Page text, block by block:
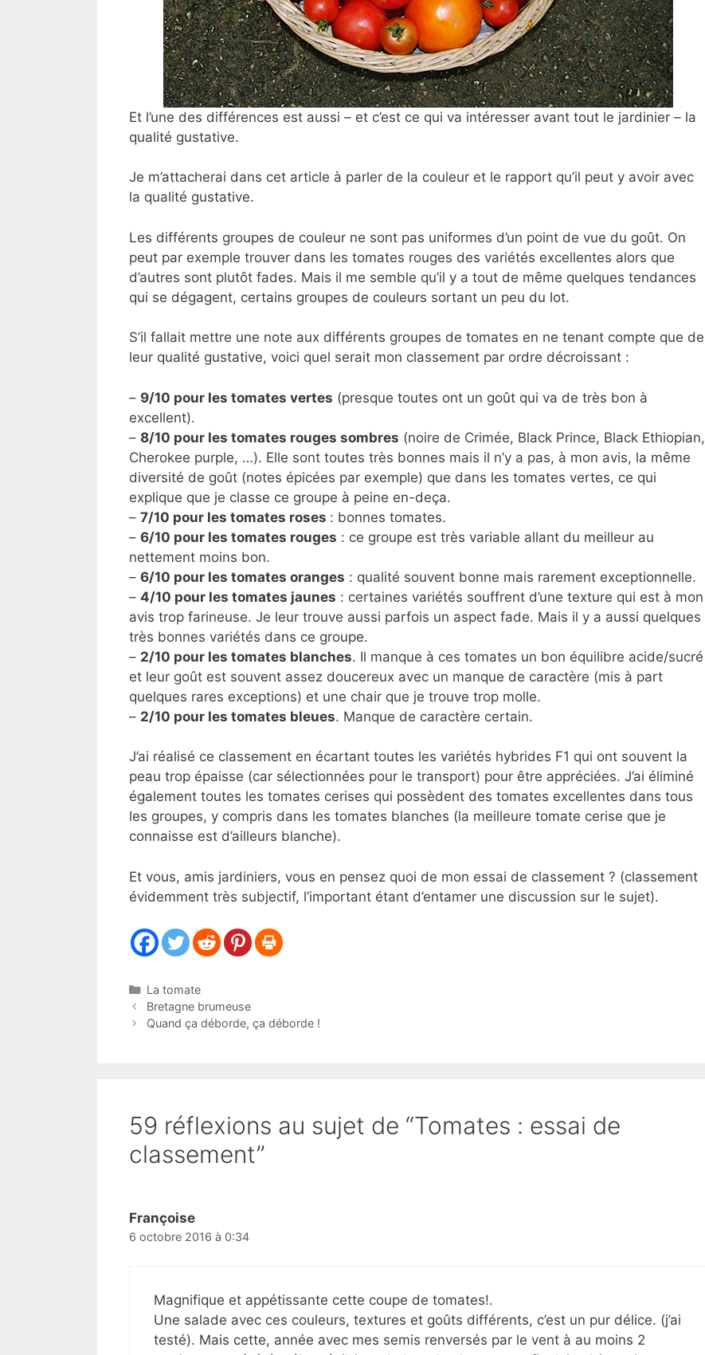
Et l’une des différences est aussi – et c’est ce qui va intéresser avant tout le jardinier – la
qualité gustative.
Je m’attacherai dans cet article à parler de la couleur et le rapport qu’il peut y avoir avec
la qualité gustative.
Les différents groupes de couleur ne sont pas uniformes d’un point de vue du goût. On
peut par exemple trouver dans les tomates rouges des variétés excellentes alors que
d’autres sont plutôt fades. Mais il me semble qu’il y a tout de même quelques tendances
qui se dégagent, certains groupes de couleurs sortant un peu du lot.
S’il fallait mettre une note aux différents groupes de tomates en ne tenant compte que de
leur qualité gustative, voici quel serait mon classement par ordre décroissant :
– 9/10 pour les tomates vertes (presque toutes ont un goût qui va de très bon à
excellent).
– 8/10 pour les tomates rouges sombres (noire de Crimée, Black Prince, Black Ethiopian,
Cherokee purple, …). Elle sont toutes très bonnes mais il n’y a pas, à mon avis, la même
diversité de goût (notes épicées par exemple) que dans les tomates vertes, ce qui
explique que je classe ce groupe à peine en-deça.
– 7/10 pour les tomates roses : bonnes tomates.
– 6/10 pour les tomates rouges : ce groupe est très variable allant du meilleur au
nettement moins bon.
– 6/10 pour les tomates oranges : qualité souvent bonne mais rarement exceptionnelle.
– 4/10 pour les tomates jaunes : certaines variétés souffrent d’une texture qui est à mon
avis trop farineuse. Je leur trouve aussi parfois un aspect fade. Mais il y a aussi quelques
très bonnes variétés dans ce groupe.
– 2/10 pour les tomates blanches. Il manque à ces tomates un bon équilibre acide/sucré
et leur goût est souvent assez doucereux avec un manque de caractère (mis à part
quelques rares exceptions) et une chair que je trouve trop molle.
– 2/10 pour les tomates bleues. Manque de caractère certain.
J’ai réalisé ce classement en écartant toutes les variétés hybrides F1 qui ont souvent la
peau trop épaisse (car sélectionnées pour le transport) pour être appréciées. J’ai éliminé
également toutes les tomates cerises qui possèdent des tomates excellentes dans tous
les groupes, y compris dans les tomates blanches (la meilleure tomate cerise que je
connaisse est d’ailleurs blanche).
Et vous, amis jardiniers, vous en pensez quoi de mon essai de classement ? (classement
évidemment très subjectif, l’important étant d’entamer une discussion sur le sujet).
Catégories
La tomate
Bretagne brumeuse
Quand ça déborde, ça déborde !
59 réflexions au sujet de “Tomates : essai de
classement”
Françoise
6 octobre 2016 à 0:34
Magnifique et appétissante cette coupe de tomates!.
Une salade avec ces couleurs, textures et goûts différents, c’est un pur délice. (j’ai
testé). Mais cette, année avec mes semis renversés par le vent à au moins 2